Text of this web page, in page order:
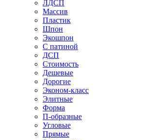
ЛДСП
Массив
Пластик
Шпон
Экошпон
С патиной
ДСП
Стоимость
Дешевые
Дорогие
Эконом-класс
Элитные
Форма
П-образные
Угловые
Прямые